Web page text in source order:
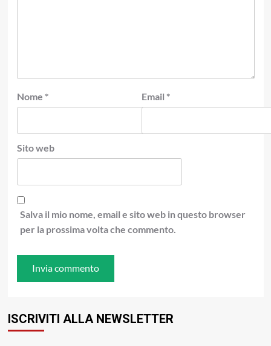
Nome * Email *
Sito web
Salva il mio nome, email e sito web in questo browser
per la prossima volta che commento.
ISCRIVITI ALLA NEWSLETTER